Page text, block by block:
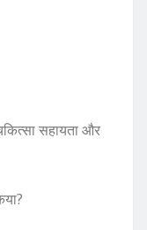
सहायता और